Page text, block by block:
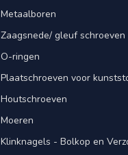
Metaalboren
Zaagsnede/ gleuf schroeven
O-ringen
Plaatschroeven voor
Houtschroeven
Moeren
Klinknagels - Bolkop en